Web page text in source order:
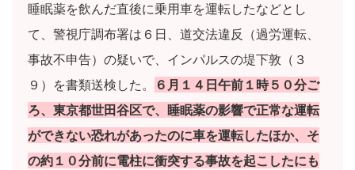
睡眠薬を飲んだ直後に乗用車を運転したなどとし
て、警視庁調布署は６日、道交法違反（過労運転、
事故不申告）の疑いで、インパルスの堤下敦（３
９）を書類送検した。
６月１４日午前１時５０分ご
ろ、東京都世田谷区で、睡眠薬の影響で正常な運転
ができない恐れがあったのに車を運転したほか、そ
の約１０分前に電柱に衝突する事故を起こしたにも